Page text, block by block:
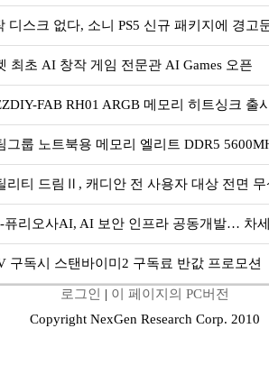
디스크 없다, 소니 PS5 신규 패키지에 경고
최초 AI 창작 게임 전문관 AI Games 오픈
FAB RH01 ARGB 메모리 히트싱크 출
그룹 노트북용 메모리 엘리트 DDR5
리티 드림Ⅱ, 캐디안 전 사용자 대상 전면 무
퓨리오사AI, AI 보안 인프라 공동개발… 차
구독시 스탠바이미2 구독료 반값 프로모션
로그인 | 이 페이지의 PC버전
Copyright NexGen Research Corp. 2010